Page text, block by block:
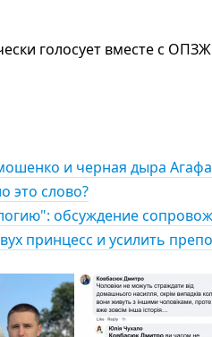
голосует вместе с
и черная дыра
это слово?
обсуждение
принцесс и усилить